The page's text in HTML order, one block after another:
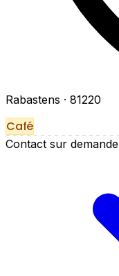
Rabastens · 81220
Café
Contact sur demande